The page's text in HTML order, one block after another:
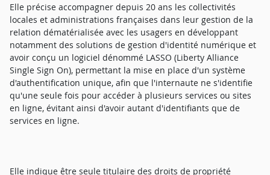
Elle précise accompagner depuis 20 ans les collectivités
locales et administrations françaises dans leur gestion de la
relation dématérialisée avec les usagers en développant
notamment des solutions de gestion d'identité numérique et
avoir conçu un logiciel dénommé LASSO (Liberty Alliance
Single Sign On), permettant la mise en place d'un système
d'authentification unique, afin que l'internaute ne s'identifie
qu'une seule fois pour accéder à plusieurs services ou sites
en ligne, évitant ainsi d'avoir autant d'identifiants que de
services en ligne.
Elle indique être seule titulaire des droits de propriété